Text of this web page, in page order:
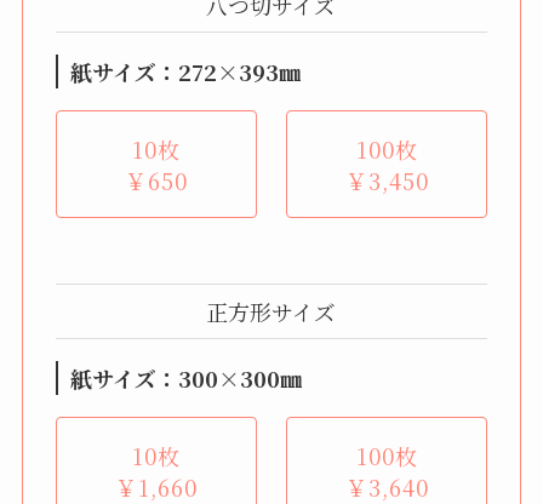
紙サイズ：272×393㎜
10枚
￥650
100枚
￥3,450
正方形サイズ
紙サイズ：300×300㎜
10枚
￥1,660
100枚
￥3,640